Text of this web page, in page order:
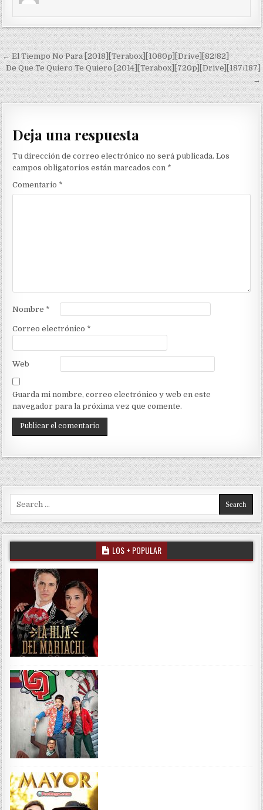
Navegación de entradas
← El Tiempo No Para [2018][Terabox][1080p][Drive][82/82]
De Que Te Quiero Te Quiero [2014][Terabox][720p][Drive][187/187]
→
Deja una respuesta
Tu dirección de correo electrónico no será publicada. Los
campos obligatorios están marcados con *
Comentario *
Nombre *
Correo electrónico *
Web
Guarda mi nombre, correo electrónico y web en este
navegador para la próxima vez que comente.
Search for:
LOS + POPULAR